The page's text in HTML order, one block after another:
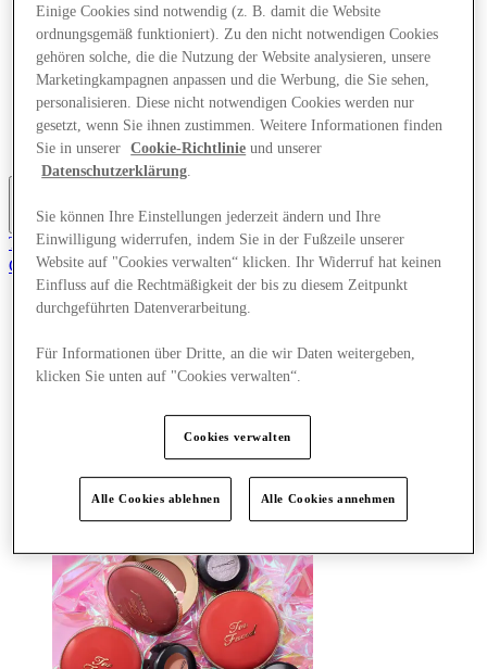
Geschäfte
Angebote
Planen Sie Ihren Besuch
Was läuft
Essen & Trinken
Dienstleistungen
Geschenkkarten
Mittelkarte
Mehr
Tritt dem Club bei.
Gerettet
de
Geschäfte
Planen Sie Ihren Besuch
Was läuft
Dienstleistungen
Einige Cookies sind notwendig (z. B. damit die Website
ordnungsgemäß funktioniert). Zu den nicht notwendigen Cookies
gehören solche, die die Nutzung der Website analysieren, unsere
Marketingkampagnen anpassen und die Werbung, die Sie sehen,
personalisieren. Diese nicht notwendigen Cookies werden nur
gesetzt, wenn Sie ihnen zustimmen. Weitere Informationen finden
Sie in unserer
Cookie-Richtlinie und unserer
Datenschutzerklärung.
Sie können Ihre Einstellungen jederzeit ändern und Ihre
Einwilligung widerrufen, indem Sie in der Fußzeile unserer
Website auf "Cookies verwalten“ klicken. Ihr Widerruf hat keinen
Einfluss auf die Rechtmäßigkeit der bis zu diesem Zeitpunkt
durchgeführten Datenverarbeitung.
Für Informationen über Dritte, an die wir Daten weitergeben,
klicken Sie unten auf "Cookies verwalten“.
Cookies verwalten
Alle Cookies ablehnen Alle Cookies annehmen